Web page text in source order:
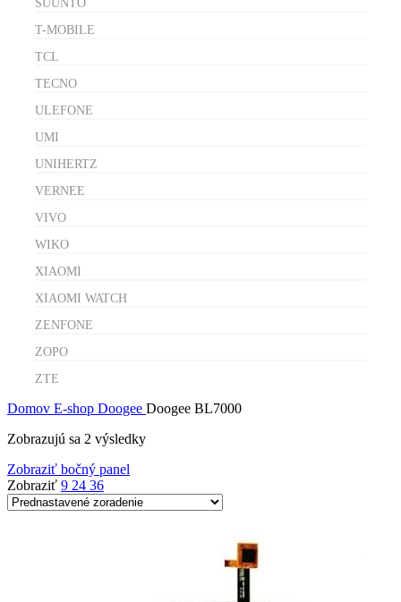
SUUNTO
T-MOBILE
TCL
TECNO
ULEFONE
UMI
UNIHERTZ
VERNEE
VIVO
WIKO
XIAOMI
XIAOMI WATCH
ZENFONE
ZOPO
ZTE
Domov E-shop Doogee Doogee BL7000
Zobrazujú sa 2 výsledky
Zobraziť bočný panel
Zobraziť 9 24 36